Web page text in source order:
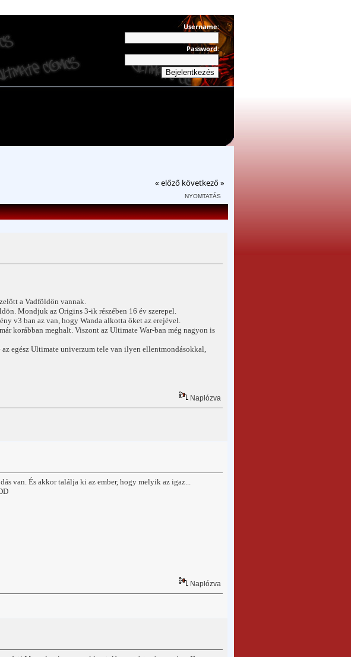
Username:
Password:
« előző következő »
NYOMTATÁS
a Vadföldön vannak.
Mondjuk az Origins 3-ik részében 16 év szerepel.
v3 ban az van, hogy Wanda alkotta őket az erejével.
korábban meghalt. Viszont az Ultimate War-ban még nagyon is
egész Ultimate univerzum tele van ilyen ellentmondásokkal,
Naplózva
van. És akkor találja ki az ember, hogy melyik az igaz...
Naplózva